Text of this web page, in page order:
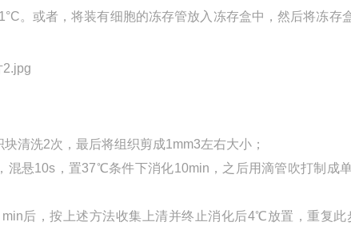
。或者，将装有细胞的冻存管放入冻存盒中，然后将冻存
清洗2次，最后将组织剪成1mm3左右大小；
悬10s，置37℃条件下消化10min，之后用滴管吹打制成
后，按上述方法收集上清并终止消化后4℃放置，重复此